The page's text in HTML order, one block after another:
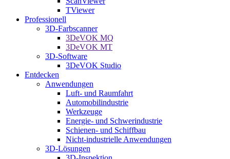
TViewer
Professionell
3D-Farbscanner
3DeVOK MQ
3DeVOK MT
3D-Software
3DeVOK Studio
Entdecken
Anwendungen
Luft- und Raumfahrt
Automobilindustrie
Werkzeuge
Energie- und Schwerindustrie
Schienen- und Schiffbau
Nicht-industrielle Anwendungen
3D-Lösungen